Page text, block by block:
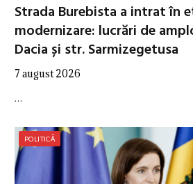
Strada Burebista a intrat în
modernizare: lucrări de
Dacia și str. Sarmizegetusa
7 august 2026
…
POLITICĂ